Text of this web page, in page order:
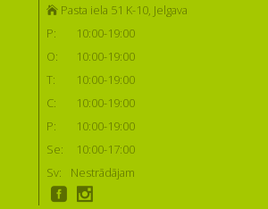
Pasta iela 51 K-10, Jelgava
P:
10:00-19:00
O:
10:00-19:00
T:
10:00-19:00
C:
10:00-19:00
P:
10:00-19:00
Se:
10:00-17:00
Sv:
Nestrādājam